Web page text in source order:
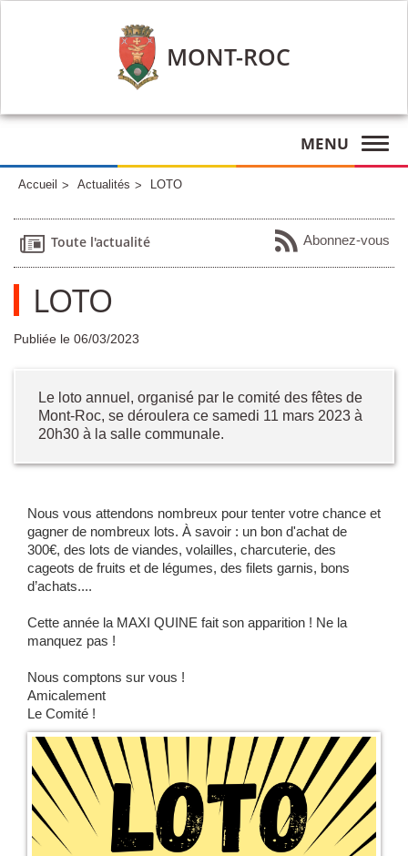
MONT-ROC
MENU
Accueil Actualités LOTO
Toute l'actualité Abonnez-vous
LOTO
Publiée le 06/03/2023
Le loto annuel, organisé par le comité des fêtes de
Mont-Roc, se déroulera ce samedi 11 mars 2023 à
20h30 à la salle communale.
Nous vous attendons nombreux pour tenter votre chance et
gagner de nombreux lots. À savoir : un bon d'achat de
300€, des lots de viandes, volailles, charcuterie, des
cageots de fruits et de légumes, des filets garnis, bons
d’achats....
Cette année la MAXI QUINE fait son apparition ! Ne la
manquez pas !
Nous comptons sur vous !
Amicalement
Le Comité !